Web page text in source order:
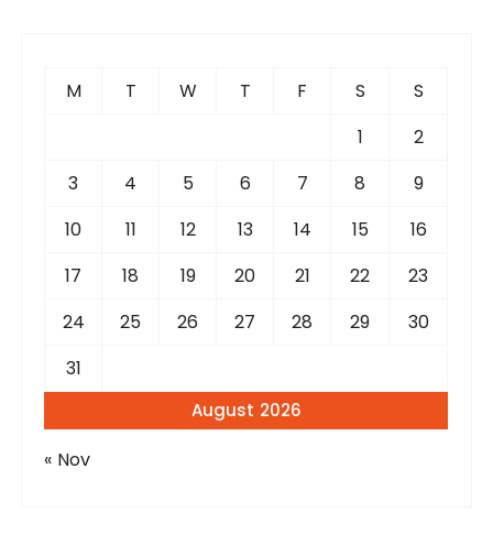
August 2026
M T W T F S
S
1
2
3
4 5 6 7 8
9
10
11 12 13 14 15
16
17
18 19 20 21 22
23
24
25 26 27 28 29
30
31
« Nov